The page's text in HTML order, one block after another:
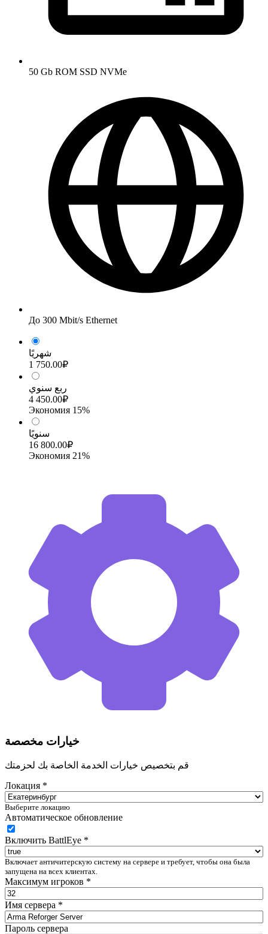
50 Gb ROM SSD NVMe
До 300 Mbit/s Ethernet
شهريًا
1 750.00₽
ربع سنوي
4 450.00₽
Экономия 15%
سنويًا
16 800.00₽
Экономия 21%
خيارات مخصصة
قم بتخصيص خيارات الخدمة الخاصة بك لحزمتك
Локация *
Выберите локацию
Автоматическое обновление
Включить BattlEye *
Включает античитерскую систему на сервере и требует, чтобы она была
запущена на всех клиентах.
Максимум игроков *
Имя сервера *
Пароль сервера